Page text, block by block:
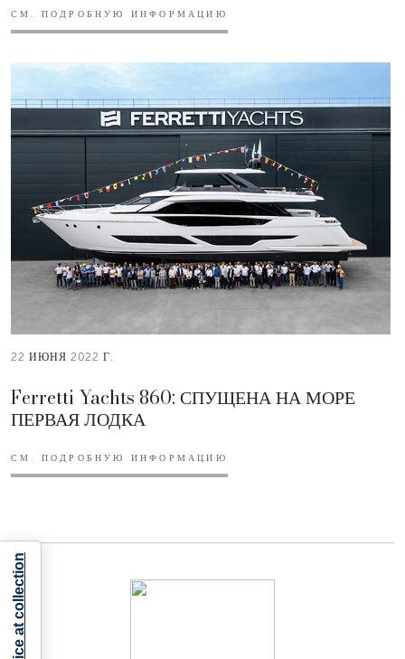
СМ. ПОДРОБНУЮ ИНФОРМАЦИЮ
22 ИЮНЯ 2022 Г.
Ferretti Yachts 860: СПУЩЕНА НА МОРЕ
ПЕРВАЯ ЛОДКА
СМ. ПОДРОБНУЮ ИНФОРМАЦИЮ
Notice at collection